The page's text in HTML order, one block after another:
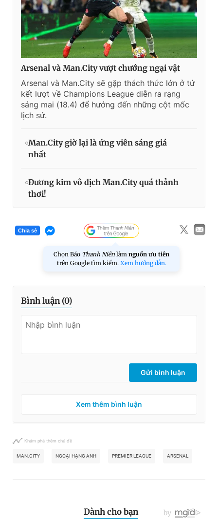
Arsenal và Man.City vượt chướng ngại vật
Arsenal và Man.City sẽ gặp thách thức lớn ở tứ
kết lượt về Champions League diễn ra rạng
sáng mai (18.4) để hướng đến những cột mốc
lịch sử.
Man.City giờ lại là ứng viên sáng giá
nhất
Đương kim vô địch Man.City quá thảnh
thơi!
Chia sẻ
Chọn Báo Thanh Niên làm nguồn ưu tiên
trên Google tìm kiếm. Xem hướng dẫn.
Bình luận (0)
Gửi bình luận
Xem thêm bình luận
Khám phá thêm chủ đề
MAN.CITY NGOẠI HẠNG ANH PREMIER LEAGUE ARSENAL